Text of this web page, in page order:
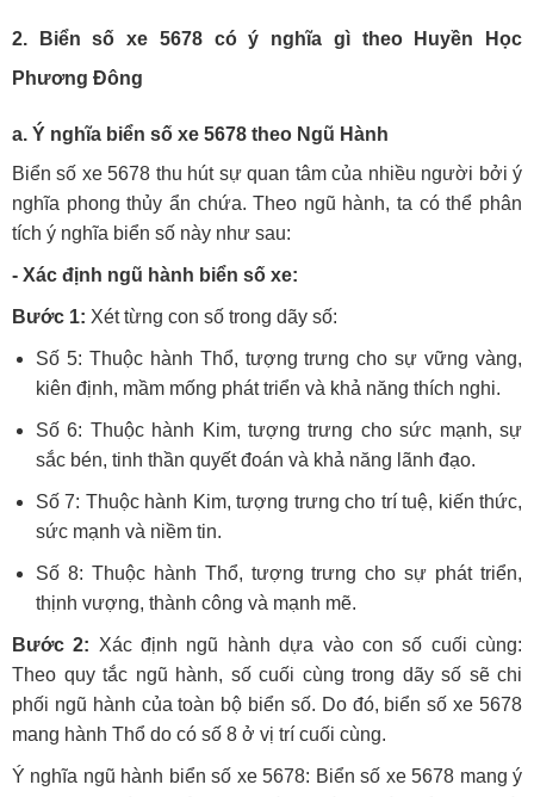
2. Biển số xe 5678 có ý nghĩa gì theo Huyền Học
Phương Đông
a. Ý nghĩa biển số xe 5678 theo Ngũ Hành
Biển số xe 5678 thu hút sự quan tâm của nhiều người bởi ý
nghĩa phong thủy ẩn chứa. Theo ngũ hành, ta có thể phân
tích ý nghĩa biển số này như sau:
- Xác định ngũ hành biển số xe:
Bước 1: Xét từng con số trong dãy số:
Số 5: Thuộc hành Thổ, tượng trưng cho sự vững vàng,
kiên định, mầm mống phát triển và khả năng thích nghi.
Số 6: Thuộc hành Kim, tượng trưng cho sức mạnh, sự
sắc bén, tinh thần quyết đoán và khả năng lãnh đạo.
Số 7: Thuộc hành Kim, tượng trưng cho trí tuệ, kiến thức,
sức mạnh và niềm tin.
Số 8: Thuộc hành Thổ, tượng trưng cho sự phát triển,
thịnh vượng, thành công và mạnh mẽ.
Bước 2: Xác định ngũ hành dựa vào con số cuối cùng:
Theo quy tắc ngũ hành, số cuối cùng trong dãy số sẽ chi
phối ngũ hành của toàn bộ biển số. Do đó, biển số xe 5678
mang hành Thổ do có số 8 ở vị trí cuối cùng.
Ý nghĩa ngũ hành biển số xe 5678: Biển số xe 5678 mang ý